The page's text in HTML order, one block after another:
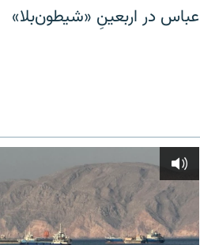
عباس در اربعینِ «شیطون‌بلا»